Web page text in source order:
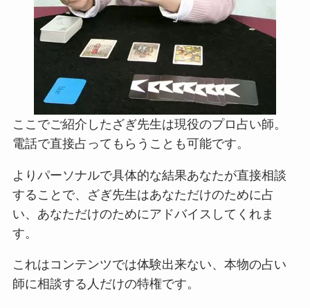
ここでご紹介したざぎ先生は現役のプロ占い師。
電話で直接占ってもらうことも可能です。
よりパーソナルで具体的な結果あなたが直接相談
することで、ざぎ先生はあなただけのために占
い、あなただけのためにアドバイスしてくれま
す。
これはコンテンツでは体験出来ない、本物の占い
師に相談する人だけの特権です。